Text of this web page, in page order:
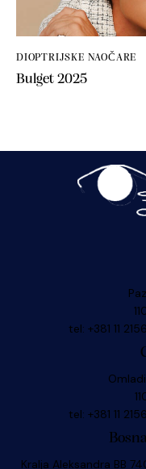
DIOPTRIJSKE NAOČARE
Bulget 2025
tel: +381 11
tel: +381 11
Kralja Aleksandra BB